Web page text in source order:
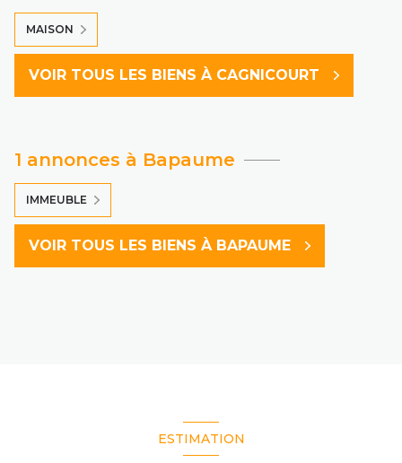
MAISON
VOIR TOUS LES BIENS À CAGNICOURT
1 annonces à Bapaume
IMMEUBLE
VOIR TOUS LES BIENS À BAPAUME
ESTIMATION